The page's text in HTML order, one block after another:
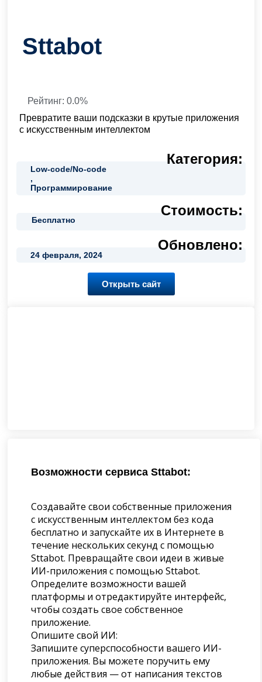
Sttabot
Рейтинг: 0.0%
Превратите ваши подсказки в крутые приложения
с искусственным интеллектом
Категория:
Low-code/No-code
,
Программирование
Стоимость:
Бесплатно
Обновлено:
24 февраля, 2024
Открыть сайт
Возможности сервиса Sttabot:
Создавайте свои собственные приложения
с искусственным интеллектом без кода
бесплатно и запускайте их в Интернете в
течение нескольких секунд с помощью
Sttabot. Превращайте свои идеи в живые
ИИ-приложения с помощью Sttabot.
Определите возможности вашей
платформы и отредактируйте интерфейс,
чтобы создать свое собственное
приложение.
Опишите свой ИИ:
Запишите суперспособности вашего ИИ-
приложения. Вы можете поручить ему
любые действия — от написания текстов